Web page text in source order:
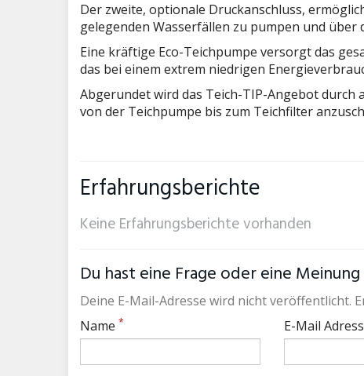
Der zweite, optionale Druckanschluss,
gelegenden Wasserfällen zu pumpen und
Eine kräftige Eco-Teichpumpe versorgt das
das bei einem extrem niedrigen
Abgerundet wird das Teich-TIP-Angebot durch
von der Teichpumpe bis zum Teichfilter
Erfahrungsberichte
Keine Erfahrungsberichte vorhanden
Du hast eine Frage oder eine
Deine E-Mail-Adresse wird nicht veröffentlicht.
Name * E-Mail